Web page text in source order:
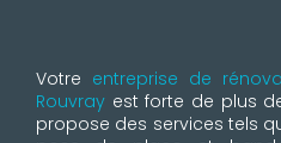
Votre entreprise de
Rouvray est forte de plus
propose des services tels